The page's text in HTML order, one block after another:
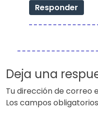
Responder
Deja una
Tu dirección de correo
Los campos